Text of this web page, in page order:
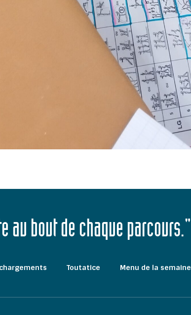
au bout de chaque parcours."
Toutatice Menu de la semaine